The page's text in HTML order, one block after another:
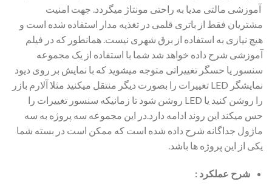
آموزشی مالتی مدیا به راحتی مونتاژ میگردد. جهت امنیت
مشتریان فقط از باتری قلمی در تغذیه مدار استفاده شده است و
هیچ نیازی به استفاده از برق شهری نیست. همانطور که در فیلم
آموزشی شرح داده خواهد شد شما با استفاده از یک مجموعه
سنسور یا حسگر تغییراتی متوجه میشوید که با نمایش بر روی دیود
نمایشگر LED تغییرات را بصورت دیگر منتقل میکنید مثلا آلارم بازر
را روشن کنید یا LED روشن شود تا زمانیکه سنسور تغییرات را
حس میکند این روند ادامه دارد.در این مجموعه سه پروژه به سه
ماژول جداگانه شرح داده شده است که ممکن است در بسته شما
یکی از این پروژه ها باشد.
شرح عملکرد :